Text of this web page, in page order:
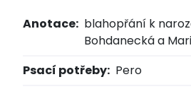
Anotace: blahopřání k
Bohdanecká a
Psací potřeby: Pero